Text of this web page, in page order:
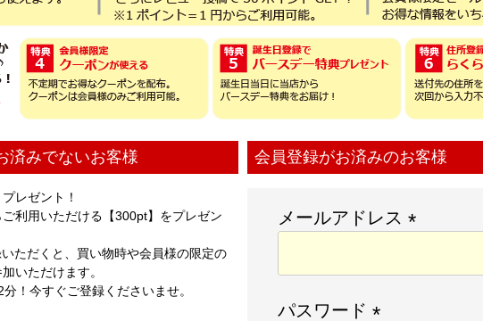
済みでないお客様
レゼント！
利用いただける【300pt】をプレゼン
ただくと、買い物時や会員様の限定の
いただけます。
！今すぐご登録くださいませ。
会員登録がお済みのお客様
メールアドレス
必
パスワード